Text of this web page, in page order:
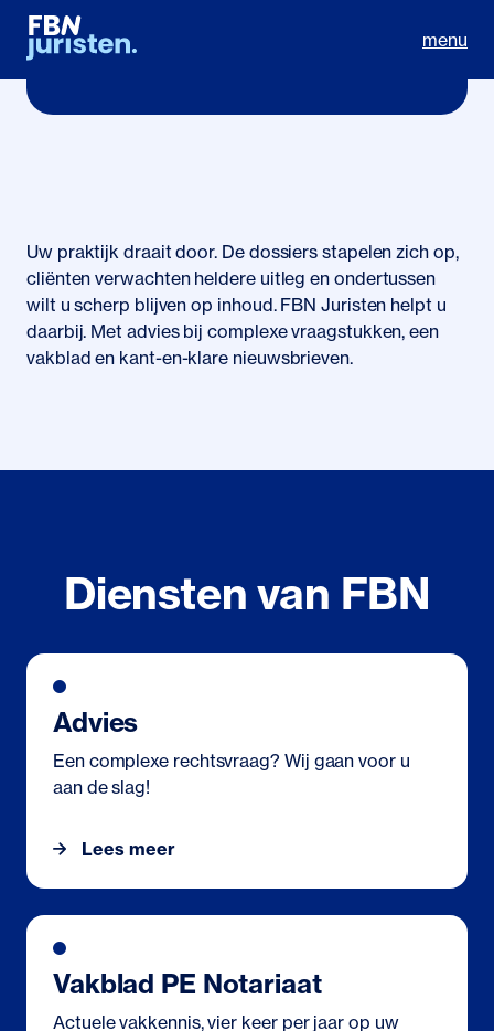
menu
Uw praktijk draait door. De dossiers stapelen zich op,
cliënten verwachten heldere uitleg en ondertussen
wilt u scherp blijven op inhoud. FBN Juristen helpt u
daarbij. Met advies bij complexe vraagstukken, een
vakblad en kant-en-klare nieuwsbrieven.
Diensten van FBN
Advies
Een complexe rechtsvraag? Wij gaan voor u
aan de slag!
Lees meer
Vakblad PE Notariaat
Actuele vakkennis, vier keer per jaar op uw